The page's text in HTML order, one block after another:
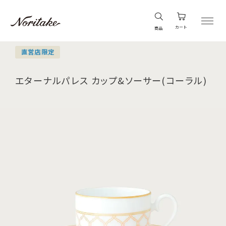
商品 カート
直営店限定
エターナルパレス カップ&ソーサー(コーラル)